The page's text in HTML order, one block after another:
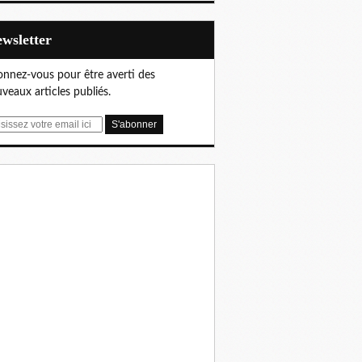
vous pour être averti des
articles publiés.